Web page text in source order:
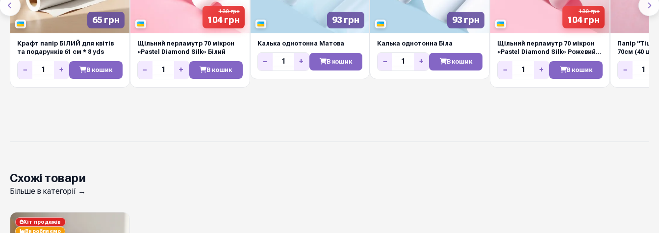
65 грн
Крафт папір БІЛИЙ для квітів
та подарунків 61 см * 8 yds
− + В кошик
130 грн
104 грн
Щільний перламутр 70 мікрон
«Pastel Diamond Silk» Білий
− + В кошик
93 грн
Калька однотонна Матова
− + В кошик
93 грн
Калька однотонна Біла
− + В кошик
130 грн
104 грн
Щільний перламутр 70 мікрон
«Pastel Diamond Silk» Рожевий
NEW
− + В кошик
Папір
−
Схожі товари
Більше в категорії →
Хіт продажів
Виробляємо